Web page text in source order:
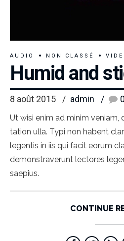
AUDIO NON CLASSÉ
Humid and
8 août 2015 admin 0
Ut wisi enim ad minim veniam,
tation ulla. Typi non habent
legentis in iis qui facit eorum
demonstraverunt lectores
saepius.
CONTINUE